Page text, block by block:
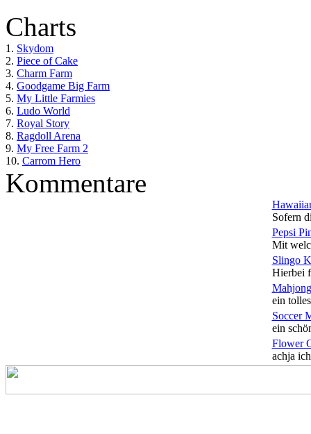
Charts
1. Skydom
2. Piece of Cake
3. Charm Farm
4. Goodgame Big Farm
5. My Little Farmies
6. Ludo World
7. Royal Story
8. Ragdoll Arena
9. My Free Farm 2
10. Carrom Hero
Kommentare
Sofern
Pepsi
Mit
Slingo
Hierbei
ein
Soccer
ein
Flower
achja